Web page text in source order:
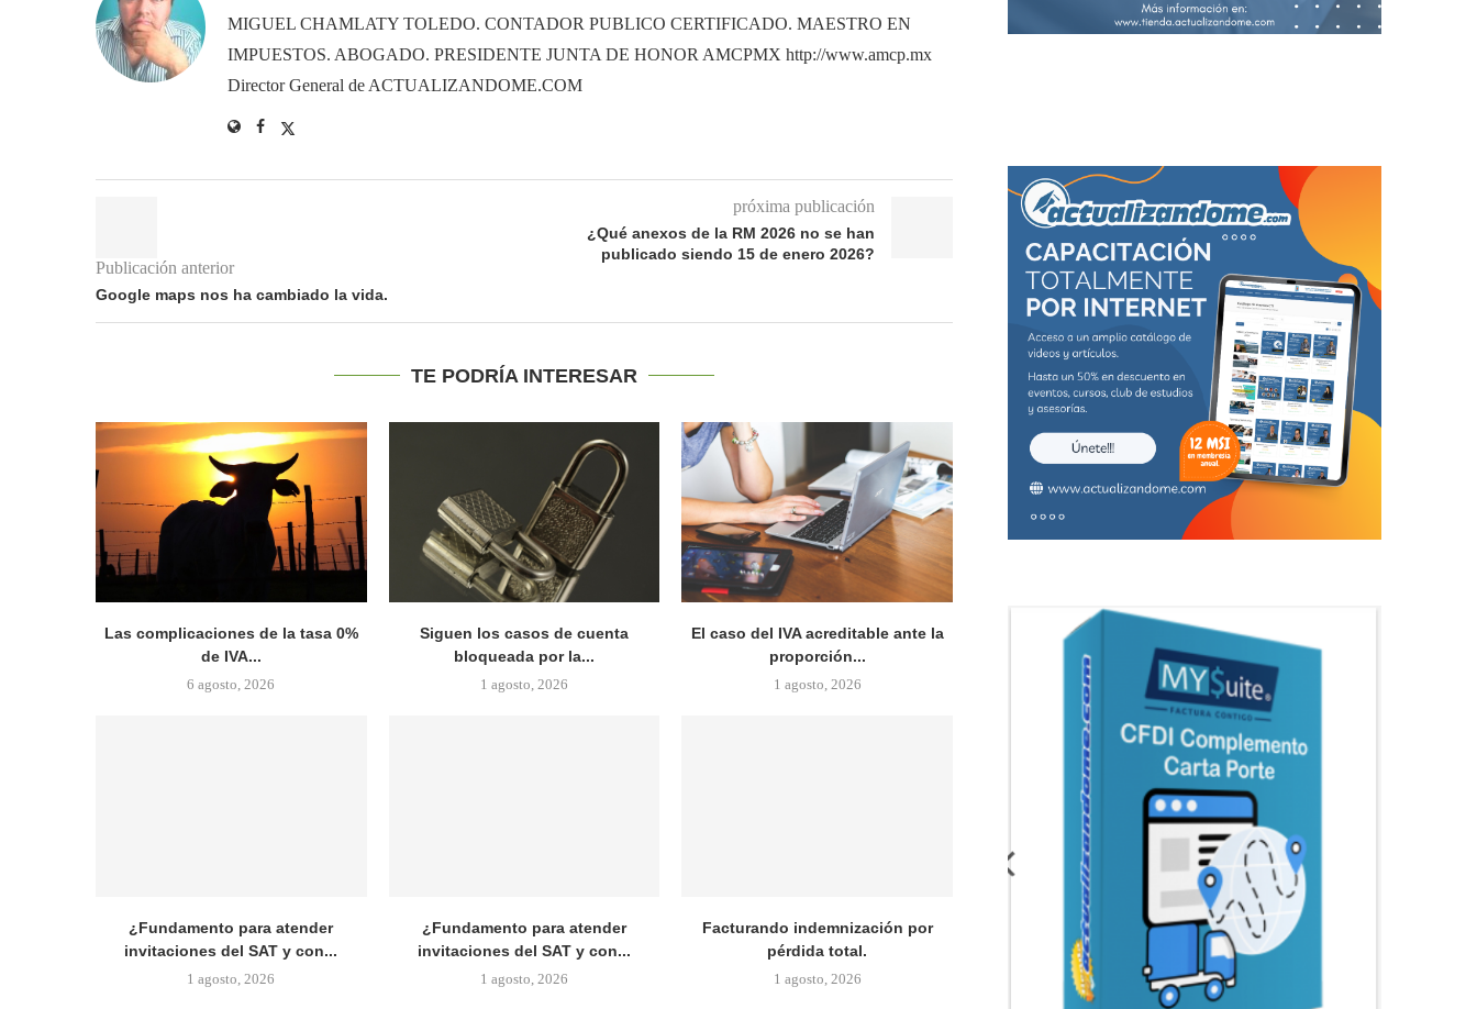
MIGUEL CHAMLATY TOLEDO. CONTADOR PUBLICO CERTIFICADO. MAESTRO EN
IMPUESTOS. ABOGADO. PRESIDENTE JUNTA DE HONOR AMCPMX http://www.amcp.mx
Director General de ACTUALIZANDOME.COM
Publicación anterior
Google maps nos ha cambiado la vida.
próxima publicación
¿Qué anexos de la RM 2026 no se han
publicado siendo 15 de enero 2026?
TE PODRÍA INTERESAR
Las complicaciones de la tasa 0%
de IVA...
6 agosto, 2026
Siguen los casos de cuenta
bloqueada por la...
1 agosto, 2026
El caso del IVA acreditable ante la
proporción...
1 agosto, 2026
¿Fundamento para atender
invitaciones del SAT y con...
1 agosto, 2026
¿Fundamento para atender
invitaciones del SAT y con...
1 agosto, 2026
Facturando indemnización por
pérdida total.
1 agosto, 2026